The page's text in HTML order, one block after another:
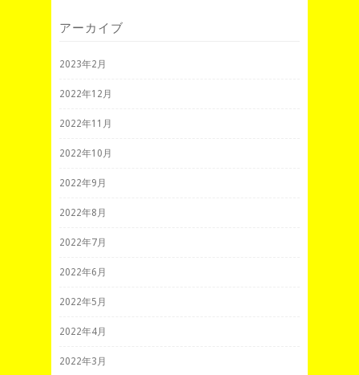
アーカイブ
2023年2月
2022年12月
2022年11月
2022年10月
2022年9月
2022年8月
2022年7月
2022年6月
2022年5月
2022年4月
2022年3月